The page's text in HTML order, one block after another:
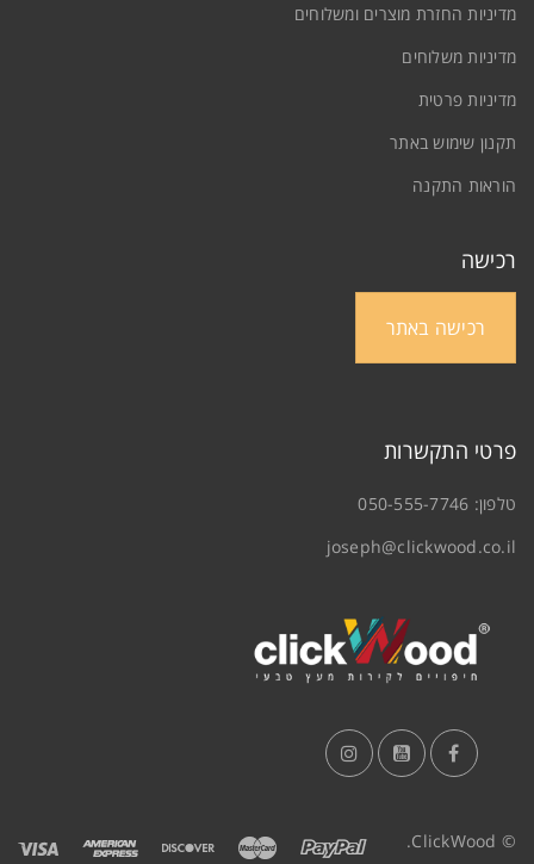
מדיניות החזרת מוצרים ומשלוחים
מדיניות משלוחים
מדיניות פרטית
תקנון שימוש באתר
הוראות התקנה
רכישה
רכישה באתר
פרטי התקשרות
טלפון: 050-555-7746
joseph@clickwood.co.il
© ClickWood.